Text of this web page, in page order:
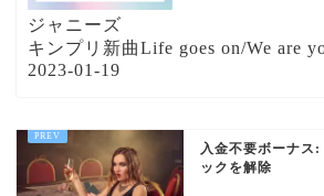
ジャニーズ
キンプリ新曲Life goes on/We are
2023-01-19
入金不要ボーナス
ックを解除